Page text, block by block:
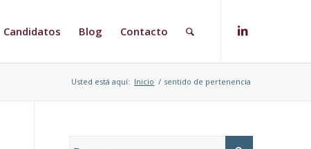
Candidatos Blog Contacto
Usted está aquí: Inicio / sentido de pertenencia